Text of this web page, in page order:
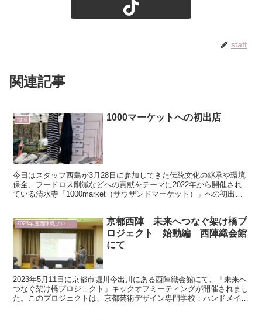
staff
関連記事
地域 1000マーケットへの初出店
今日はスタッフ西島が3月28日に参加してきた伝統文化の継承や環境
保全、フードロス削減などへの貢献をテーマに2022年から開催され
ている清水寺「1000market（サウザンドマーケット）」への初出店
2023年度西陣織プロジェクト
京都西陣 未来へつなぐ架け橋プ
ロジェクト 始動編 西陣織会館
にて
2023年5月11日に京都市堀川今出川にある西陣織会館にて、「未来へ
つなぐ架け橋プロジェクト」キックオフミーティングが開催されまし
た。このプロジェクトは、京都芸術デザイン専門学校：ハンドメイド